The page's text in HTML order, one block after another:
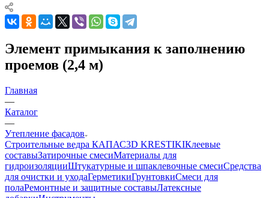
Элемент примыкания к заполнению
проемов (2,4 м)
Главная
—
Каталог
—
Утепление фасадов
Строительные ведра КАПАС3D KRESTIKIКлеевые
составыЗатирочные смесиМатериалы для
гидроизоляцииШтукатурные и шпаклевочные смесиСредства
для очистки и уходаГерметикиГрунтовкиСмеси для
полаРемонтные и защитные составыЛатексные